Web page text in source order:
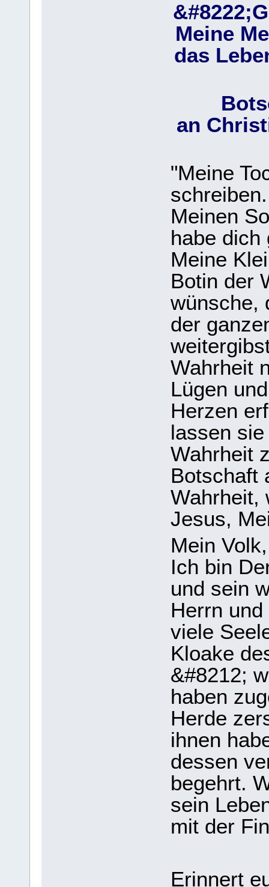
Meine
das
an
"Meine
Meinen
habe dich
Meine
Botin der
wünsche,
der
Wahrheit
Lügen
Herzen
lassen
Wahrheit
Botschaft
Wahrheit,
Jesus,
Mein
Ich bin
und sein
Herrn
viele
Kloake
&#8212;
haben
Herde
ihnen
dessen
begehrt.
sein
mit der
Erinnert